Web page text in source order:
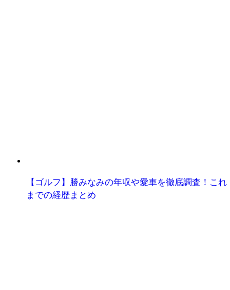
【ゴルフ】勝みなみの年収や愛車を徹底調査！これ
までの経歴まとめ